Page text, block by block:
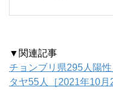
▼関連記事
チョンブリ県295人陽
タヤ55人［2021年10月